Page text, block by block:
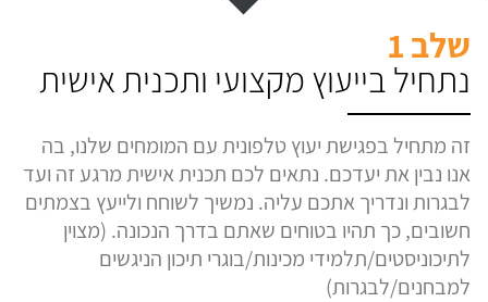
שלב 1
נתחיל בייעוץ מקצועי ותכנית אישית
זה מתחיל בפגישת יעוץ טלפונית עם המומחים שלנו, בה
אנו נבין את יעדכם. נתאים לכם תכנית אישית מרגע זה ועד
לבגרות ונדריך אתכם עליה. נמשיך לשוחח ולייעץ בצמתים
חשובים, כך תהיו בטוחים שאתם בדרך הנכונה. (מצוין
לתיכוניסטים/תלמידי מכינות/בוגרי תיכון הניגשים
למבחנים/לבגרות)